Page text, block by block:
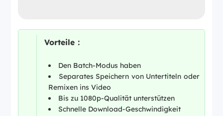
Vorteile：
Den Batch-Modus haben
Separates Speichern von Untertiteln oder
Remixen ins Video
Bis zu 1080p-Qualität unterstützen
Schnelle Download-Geschwindigkeit